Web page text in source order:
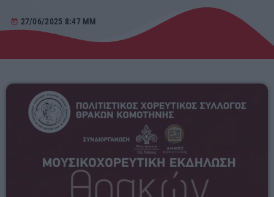
Προσεχείς
ERKO
ΕΡΚΟ
ΕΡΚΟ
00:00 - 05:00
today 27/06/2025 8:47 ΜΜ